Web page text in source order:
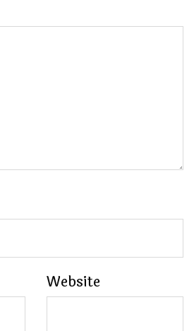
Website